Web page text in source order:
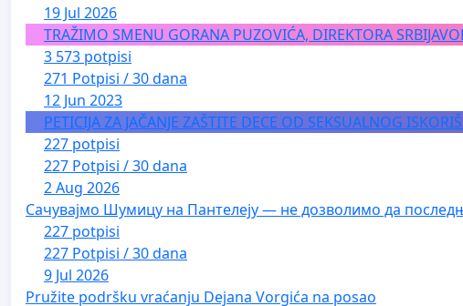
19 Jul 2026
TRAŽIMO SMENU GORANA PUZOVIĆA, DIREKTORA
3 573 potpisi
271 Potpisi / 30 dana
12 Jun 2023
PETICIJA ZA JAČANJE ZAŠTITE DECE OD SEKSUALNOG
227 potpisi
227 Potpisi / 30 dana
2 Aug 2026
Сачувајмо Шумицу на Пантелеју — не дозволимо да
227 potpisi
227 Potpisi / 30 dana
9 Jul 2026
Pružite podršku vraćanju Dejana Vorgića na posao